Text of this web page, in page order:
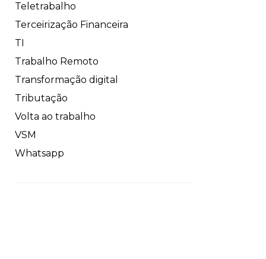
Teletrabalho
Terceirização Financeira
TI
Trabalho Remoto
Transformação digital
Tributação
Volta ao trabalho
VSM
Whatsapp